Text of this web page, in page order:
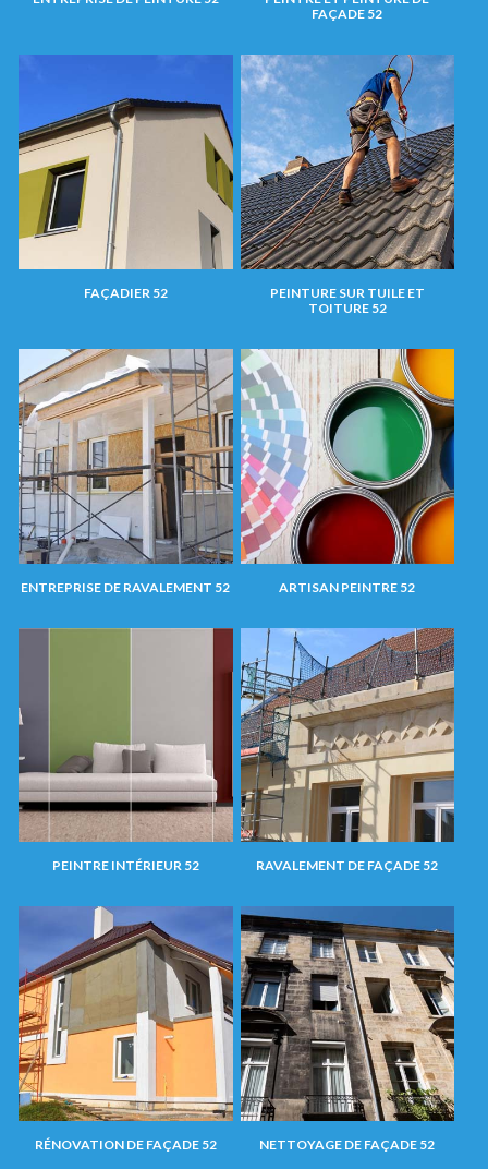
FAÇADE 52
FAÇADIER 52
PEINTURE SUR TUILE ET
TOITURE 52
ENTREPRISE DE RAVALEMENT 52 ARTISAN PEINTRE 52
PEINTRE INTÉRIEUR 52 RAVALEMENT DE FAÇADE 52
RÉNOVATION DE FAÇADE 52 NETTOYAGE DE FAÇADE 52